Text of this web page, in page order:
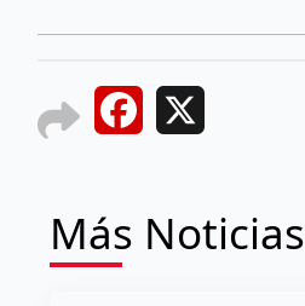
Facebook
Más Noticias